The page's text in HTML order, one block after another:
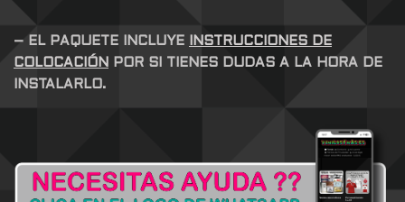
– EL PAQUETE INCLUYE
INSTRUCCIONES DE
COLOCACIÓN
POR SI TIENES DUDAS A LA HORA DE
INSTALARLO.